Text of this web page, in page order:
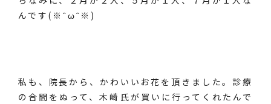
んです(※ˆωˆ※)
私も、院長から、かわいいお花を頂きました。診療
の合間をぬって、木崎氏が買いに行ってくれたんで